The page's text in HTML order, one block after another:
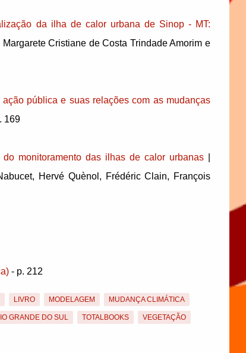
da ilha de calor urbana de Sinop - MT:
Cristiane de Costa Trindade Amorim e
pública e suas relações com as mudanças
169
monitoramento das ilhas de calor urbanas
Hervé Quènol, Frédéric Clain, François
- p. 212
LIVRO MODELAGEM MUDANÇA CLIMÁTICA
GRANDE DO SUL TOTALBOOKS
VEGETAÇÃO